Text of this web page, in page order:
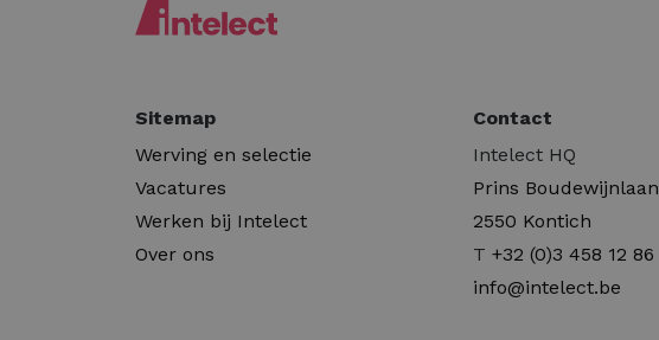
Sitemap
Werving en selectie
Vacatures
Werken bij Intelect
Over ons
Contact
Intelect HQ
Prins
2550 Kontich
T +32 (0)3 458 12 86
info@intelect.be